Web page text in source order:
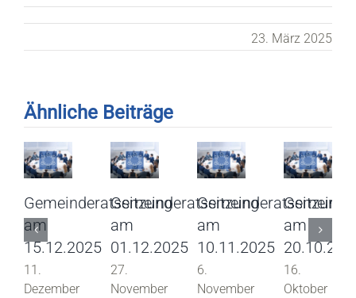
23. März 2025
Ähnliche Beiträge
Gemeinderatssitzung
am
15.12.2025
11.
Dezember
Gemeinderatssitzung
am
01.12.2025
27.
November
Gemeinderatssitzung
am
10.11.2025
6.
November
am
16.
Oktober